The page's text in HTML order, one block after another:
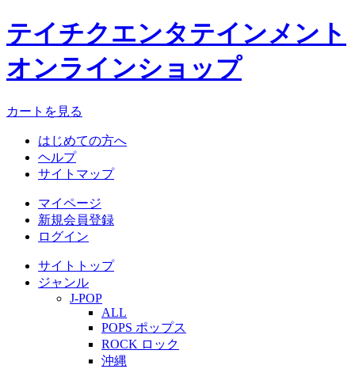
テイチクエンタテインメント
オンラインショップ
カートを見る
はじめての方へ
ヘルプ
サイトマップ
マイページ
新規会員登録
ログイン
サイトトップ
ジャンル
J-POP
ALL
POPS ポップス
ROCK ロック
沖縄